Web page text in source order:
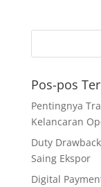
Pos-pos
Pentingnya
Kelancaran
Duty
Saing Ekspor
Digital